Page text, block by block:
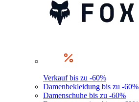
Verkauf bis zu -60%
Damenbekleidung bis zu -60%
Damenschuhe bis zu -60%